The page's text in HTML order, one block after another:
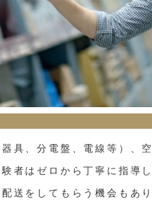
具、分電盤、電線等）、空
者はゼロから丁寧に指導し
送をしてもらう機会もあり